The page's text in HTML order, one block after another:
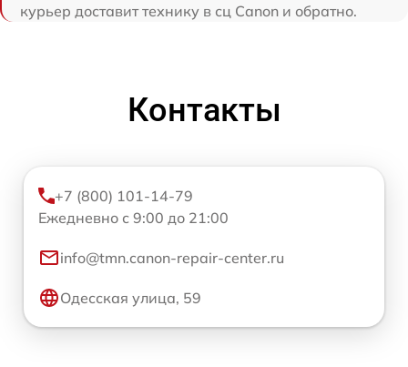
курьер доставит технику в сц Canon и обратно.
Контакты
+7 (800) 101-14-79
Ежедневно с 9:00 до 21:00
info@tmn.canon-repair-center.ru
Одесская улица, 59